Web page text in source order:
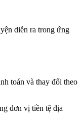
diễn ra trong ứng
toán và thay đổi theo
đơn vị tiền tệ địa